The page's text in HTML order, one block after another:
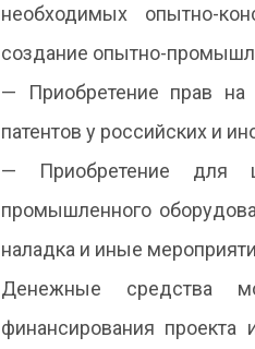
необходимых опытно-
создание опытно-
— Приобретение прав на
патентов у российских и
— Приобретение для
промышленного
наладка и иные
Денежные средства
финансирования проекта